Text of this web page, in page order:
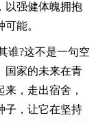
以强健体魄拥抱
能。
?这不是一句空
国家的未来在青
，走出宿舍，
子，让它在坚持